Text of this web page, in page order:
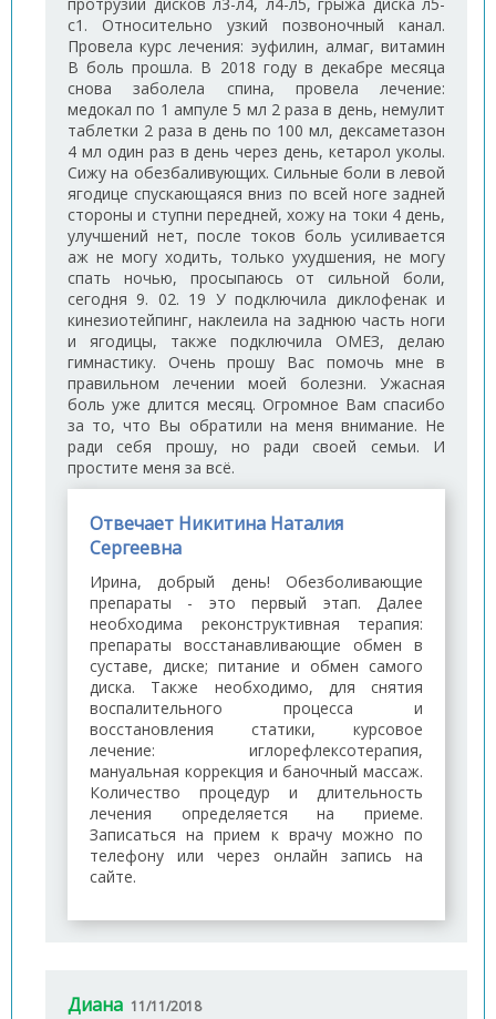
с1. Относительно узкий позвоночный канал.
Провела курс лечения: эуфилин, алмаг, витамин
B боль прошла. В 2018 году в декабре месяца
снова заболела спина, провела лечение:
медокал по 1 ампуле 5 мл 2 раза в день, немулит
таблетки 2 раза в день по 100 мл, дексаметазон
4 мл один раз в день через день, кетарол уколы.
Сижу на обезбаливующих. Сильные боли в левой
ягодице спускающаяся вниз по всей ноге задней
стороны и ступни передней, хожу на токи 4 день,
улучшений нет, после токов боль усиливается
аж не могу ходить, только ухудшения, не могу
спать ночью, просыпаюсь от сильной боли,
сегодня 9. 02. 19 У подключила диклофенак и
кинезиотейпинг, наклеила на заднюю часть ноги
и ягодицы, также подключила ОМЕЗ, делаю
гимнастику. Очень прошу Вас помочь мне в
правильном лечении моей болезни. Ужасная
боль уже длится месяц. Огромное Вам спасибо
за то, что Вы обратили на меня внимание. Не
ради себя прошу, но ради своей семьи. И
простите меня за всё.
Отвечает Никитина Наталия
Сергеевна
Ирина, добрый день! Обезболивающие
препараты - это первый этап. Далее
необходима реконструктивная терапия:
препараты восстанавливающие обмен в
суставе, диске; питание и обмен самого
диска. Также необходимо, для снятия
воспалительного процесса и
восстановления статики, курсовое
лечение: иглорефлексотерапия,
мануальная коррекция и баночный массаж.
Количество процедур и длительность
лечения определяется на приеме.
Записаться на прием к врачу можно по
телефону или через онлайн запись на
сайте.
Диана 11/11/2018